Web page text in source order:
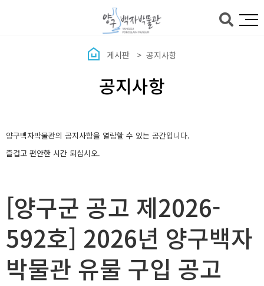
게시판 공지사항
공지사항
양구백자박물관의 공지사항을 열람할 수 있는 공간입니다.
즐겁고 편안한 시간 되십시오.
[양구군 공고 제2026-
592호] 2026년 양구백자
박물관 유물 구입 공고